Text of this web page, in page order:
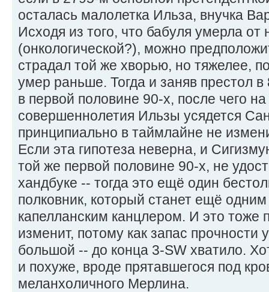
осталась малолетка Ильза, внучка
Исходя из того, что бабуля умерла от
(онкологической?), можно
страдал той же хворью, но тяжелее,
умер раньше. Тогда и заняв престол
в первой половине 90-х, после чего
совершеннолетия Ильзы усядется
принципиально в таймлайне не
Если эта гипотеза неверна, и
той же первой половине 90-х, не
хандбуке -- тогда это ещё один
полковник, который станет ещё
капелланским канцлером. И это тоже
изменит, потому как запас
большой -- до конца 3-SW хватило.
и похуже, вроде прятавшегося под
меланхоличного Мерлина.